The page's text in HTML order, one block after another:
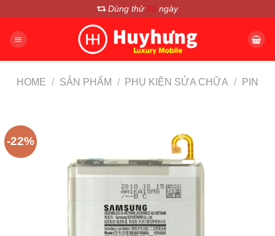
nội
Dùng thử 30 ngày
HOME / SẢN PHẨM / PHỤ KIỆN SỬA CHỮA / PIN
-22%